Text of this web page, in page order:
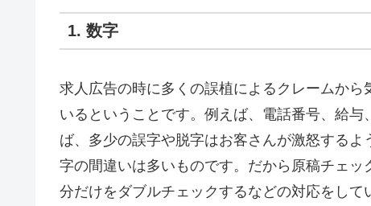
1. 数字
求人広告の時に多くの誤植によるクレームか
いるということです。例えば、電話番号、給
ば、多少の誤字や脱字はお客さんが激怒する
字の間違いは多いものです。だから原稿チェ
分だけをダブルチェックするなどの対応をし